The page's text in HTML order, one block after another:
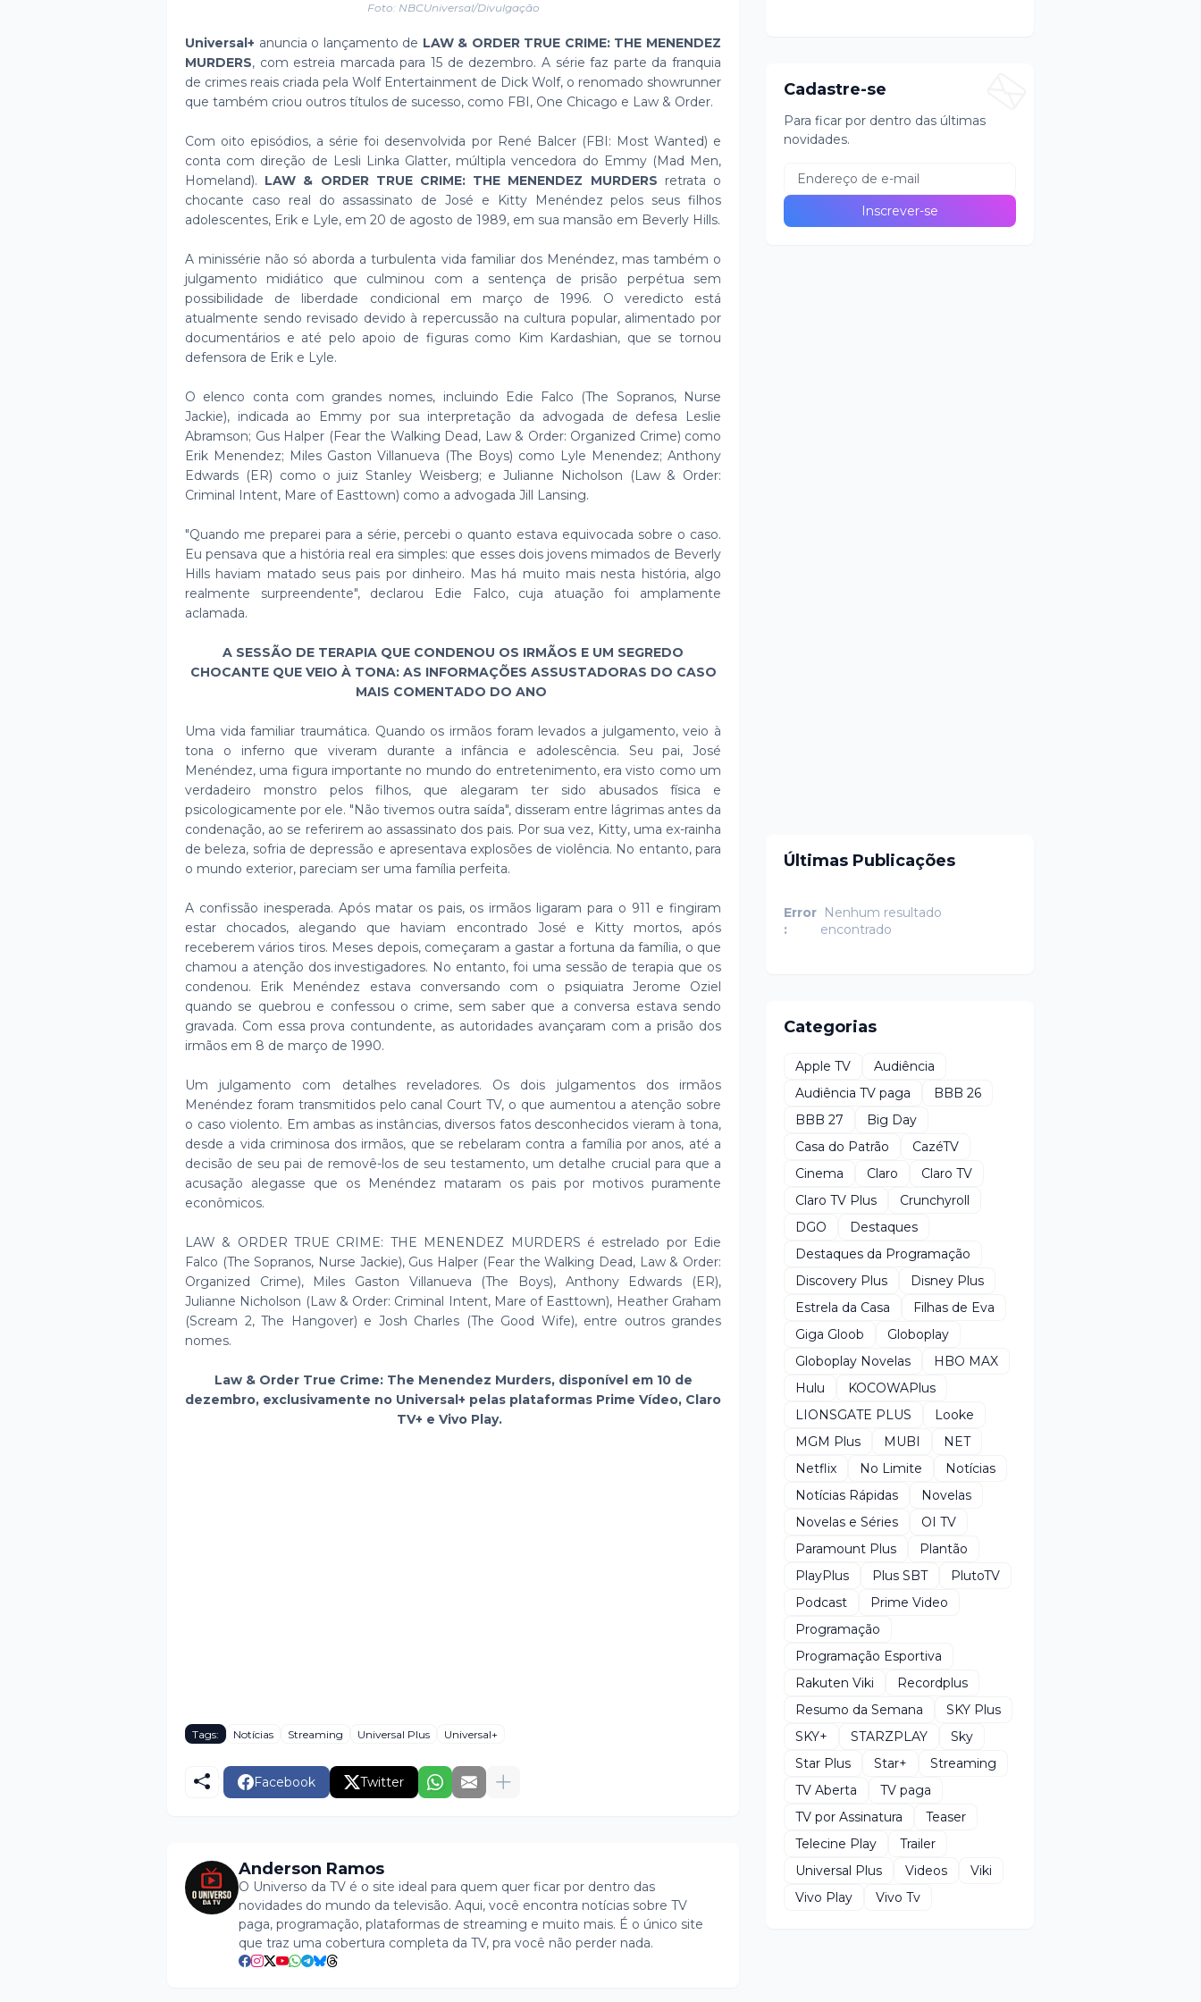
Foto: NBCUniversal/Divulgação
Universal+ anuncia o lançamento de LAW & ORDER TRUE CRIME: THE MENENDEZ
MURDERS, com estreia marcada para 15 de dezembro. A série faz parte da franquia
de crimes reais criada pela Wolf Entertainment de Dick Wolf, o renomado showrunner
que também criou outros títulos de sucesso, como FBI, One Chicago e Law & Order.
Com oito episódios, a série foi desenvolvida por René Balcer (FBI: Most Wanted) e
conta com direção de Lesli Linka Glatter, múltipla vencedora do Emmy (Mad Men,
Homeland). LAW & ORDER TRUE CRIME: THE MENENDEZ MURDERS retrata o
chocante caso real do assassinato de José e Kitty Menéndez pelos seus filhos
adolescentes, Erik e Lyle, em 20 de agosto de 1989, em sua mansão em Beverly Hills.
A minissérie não só aborda a turbulenta vida familiar dos Menéndez, mas também o
julgamento midiático que culminou com a sentença de prisão perpétua sem
possibilidade de liberdade condicional em março de 1996. O veredicto está
atualmente sendo revisado devido à repercussão na cultura popular, alimentado por
documentários e até pelo apoio de figuras como Kim Kardashian, que se tornou
defensora de Erik e Lyle.
O elenco conta com grandes nomes, incluindo Edie Falco (The Sopranos, Nurse
Jackie), indicada ao Emmy por sua interpretação da advogada de defesa Leslie
Abramson; Gus Halper (Fear the Walking Dead, Law & Order: Organized Crime) como
Erik Menendez; Miles Gaston Villanueva (The Boys) como Lyle Menendez; Anthony
Edwards (ER) como o juiz Stanley Weisberg; e Julianne Nicholson (Law & Order:
Criminal Intent, Mare of Easttown) como a advogada Jill Lansing.
"Quando me preparei para a série, percebi o quanto estava equivocada sobre o caso.
Eu pensava que a história real era simples: que esses dois jovens mimados de Beverly
Hills haviam matado seus pais por dinheiro. Mas há muito mais nesta história, algo
realmente surpreendente", declarou Edie Falco, cuja atuação foi amplamente
aclamada.
A SESSÃO DE TERAPIA QUE CONDENOU OS IRMÃOS E UM SEGREDO
CHOCANTE QUE VEIO À TONA: AS INFORMAÇÕES ASSUSTADORAS DO CASO
MAIS COMENTADO DO ANO
Uma vida familiar traumática. Quando os irmãos foram levados a julgamento, veio à
tona o inferno que viveram durante a infância e adolescência. Seu pai, José
Menéndez, uma figura importante no mundo do entretenimento, era visto como um
verdadeiro monstro pelos filhos, que alegaram ter sido abusados física e
psicologicamente por ele. "Não tivemos outra saída", disseram entre lágrimas antes da
condenação, ao se referirem ao assassinato dos pais. Por sua vez, Kitty, uma ex-rainha
de beleza, sofria de depressão e apresentava explosões de violência. No entanto, para
o mundo exterior, pareciam ser uma família perfeita.
A confissão inesperada. Após matar os pais, os irmãos ligaram para o 911 e fingiram
estar chocados, alegando que haviam encontrado José e Kitty mortos, após
receberem vários tiros. Meses depois, começaram a gastar a fortuna da família, o que
chamou a atenção dos investigadores. No entanto, foi uma sessão de terapia que os
condenou. Erik Menéndez estava conversando com o psiquiatra Jerome Oziel
quando se quebrou e confessou o crime, sem saber que a conversa estava sendo
gravada. Com essa prova contundente, as autoridades avançaram com a prisão dos
irmãos em 8 de março de 1990.
Um julgamento com detalhes reveladores. Os dois julgamentos dos irmãos
Menéndez foram transmitidos pelo canal Court TV, o que aumentou a atenção sobre
o caso violento. Em ambas as instâncias, diversos fatos desconhecidos vieram à tona,
desde a vida criminosa dos irmãos, que se rebelaram contra a família por anos, até a
decisão de seu pai de removê-los de seu testamento, um detalhe crucial para que a
acusação alegasse que os Menéndez mataram os pais por motivos puramente
econômicos.
LAW & ORDER TRUE CRIME: THE MENENDEZ MURDERS é estrelado por Edie
Falco (The Sopranos, Nurse Jackie), Gus Halper (Fear the Walking Dead, Law & Order:
Organized Crime), Miles Gaston Villanueva (The Boys), Anthony Edwards (ER),
Julianne Nicholson (Law & Order: Criminal Intent, Mare of Easttown), Heather Graham
(Scream 2, The Hangover) e Josh Charles (The Good Wife), entre outros grandes
nomes.
Law & Order True Crime: The Menendez Murders, disponível em 10 de
dezembro, exclusivamente no Universal+ pelas plataformas Prime Vídeo, Claro
TV+ e Vivo Play.
Tags: Notícias Streaming Universal Plus Universal+
Facebook Twitter
Anderson Ramos
O Universo da TV é o site ideal para quem quer ficar por dentro das
novidades do mundo da televisão. Aqui, você encontra notícias sobre TV
paga, programação, plataformas de streaming e muito mais. É o único site
que traz uma cobertura completa da TV, pra você não perder nada.
Cadastre-se
Para ficar por dentro das últimas
novidades.
Últimas Publicações
Error
:
Nenhum resultado
encontrado
Categorias
Apple TV
Audiência
Audiência TV paga
BBB 26
BBB 27
Big Day
Casa do Patrão
CazéTV
Cinema
Claro
Claro TV
Claro TV Plus
Crunchyroll
DGO
Destaques
Destaques da Programação
Discovery Plus
Disney Plus
Estrela da Casa
Filhas de Eva
Giga Gloob
Globoplay
Globoplay Novelas
HBO MAX
Hulu
KOCOWAPlus
LIONSGATE PLUS
Looke
MGM Plus
MUBI
NET
Netflix
No Limite
Notícias
Notícias Rápidas
Novelas
Novelas e Séries
OI TV
Paramount Plus
Plantão
PlayPlus
Plus SBT
PlutoTV
Podcast
Prime Video
Programação
Programação Esportiva
Rakuten Viki
Recordplus
Resumo da Semana
SKY Plus
SKY+
STARZPLAY
Sky
Star Plus
Star+
Streaming
TV Aberta
TV paga
TV por Assinatura
Teaser
Telecine Play
Trailer
Universal Plus
Videos
Viki
Vivo Play
Vivo Tv